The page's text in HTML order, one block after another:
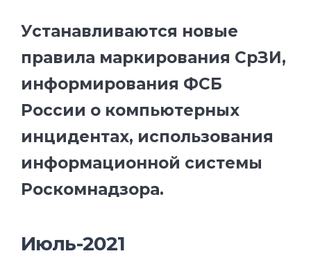
Устанавливаются новые
правила маркирования СрЗИ,
информирования ФСБ
России о компьютерных
инцидентах, использования
информационной системы
Роскомнадзора.
Июль-2021